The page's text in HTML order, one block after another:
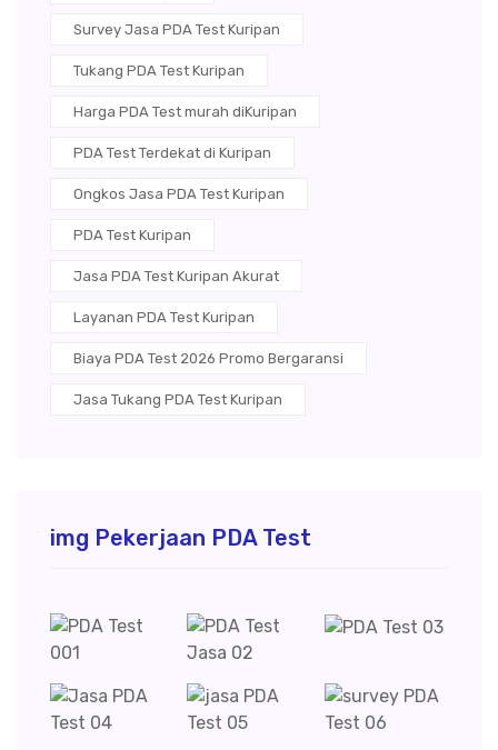
Survey Jasa PDA Test Kuripan
Tukang PDA Test Kuripan
Harga PDA Test murah diKuripan
PDA Test Terdekat di Kuripan
Ongkos Jasa PDA Test Kuripan
PDA Test Kuripan
Jasa PDA Test Kuripan Akurat
Layanan PDA Test Kuripan
Biaya PDA Test 2026 Promo Bergaransi
Jasa Tukang PDA Test Kuripan
img Pekerjaan PDA Test